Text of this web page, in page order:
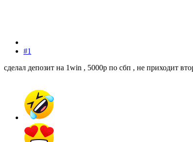
#1
сделал депозит на 1win , 5000р по сбп , не приходит